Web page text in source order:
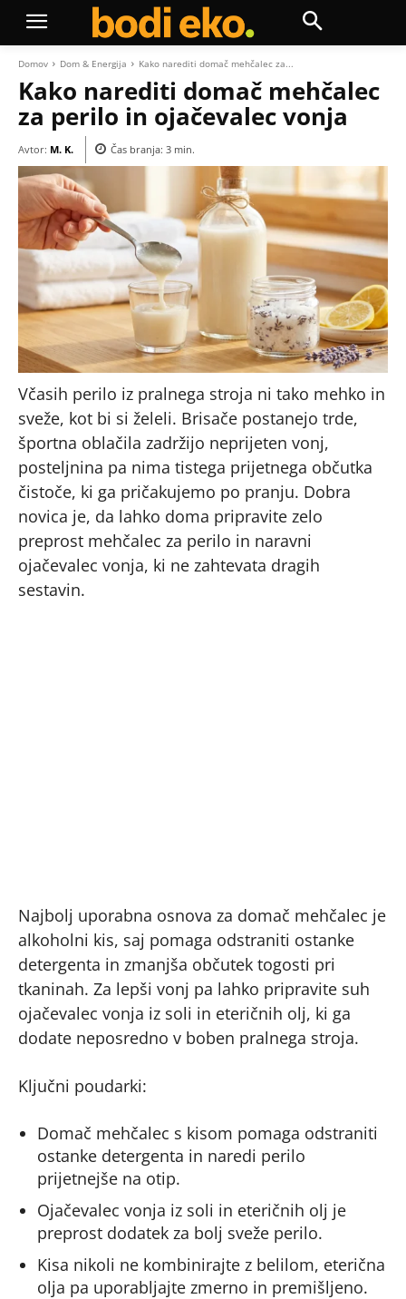
Domov Dom & Energija Kako narediti domač mehčalec za...
Kako narediti domač mehčalec
za perilo in ojačevalec vonja
Avtor: M. K. Čas branja: 3 min.
Včasih perilo iz pralnega stroja ni tako mehko in
sveže, kot bi si želeli. Brisače postanejo trde,
športna oblačila zadržijo neprijeten vonj,
posteljnina pa nima tistega prijetnega občutka
čistoče, ki ga pričakujemo po pranju. Dobra
novica je, da lahko doma pripravite zelo
preprost mehčalec za perilo in naravni
ojačevalec vonja, ki ne zahtevata dragih
sestavin.
Najbolj uporabna osnova za domač mehčalec je
alkoholni kis, saj pomaga odstraniti ostanke
detergenta in zmanjša občutek togosti pri
tkaninah. Za lepši vonj pa lahko pripravite suh
ojačevalec vonja iz soli in eteričnih olj, ki ga
dodate neposredno v boben pralnega stroja.
Ključni poudarki:
Domač mehčalec s kisom pomaga odstraniti
ostanke detergenta in naredi perilo
prijetnejše na otip.
Ojačevalec vonja iz soli in eteričnih olj je
preprost dodatek za bolj sveže perilo.
Kisa nikoli ne kombinirajte z belilom, eterična
olja pa uporabljajte zmerno in premišljeno.